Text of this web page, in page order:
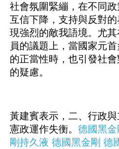
社會氛圍緊繃，在不同
互信下降，支持與反對
現強烈的敵我語境。尤
員的議題上，當國家元
的正當性時，也引發社
的疑慮。
黃建賓表示，二、行政
憲政運作失衡。 德國黑
剛持久液 德國黑金剛 德